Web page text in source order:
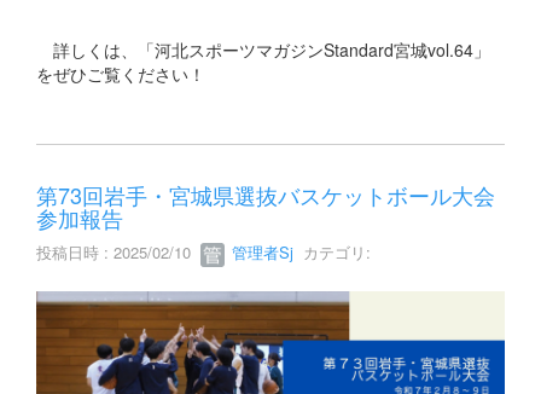
詳しくは、「河北スポーツマガジンStandard宮城vol.64」
をぜひご覧ください！
第73回岩手・宮城県選抜バスケットボール大会
参加報告
投稿日時 : 2025/02/10 管理者Sj カテゴリ: